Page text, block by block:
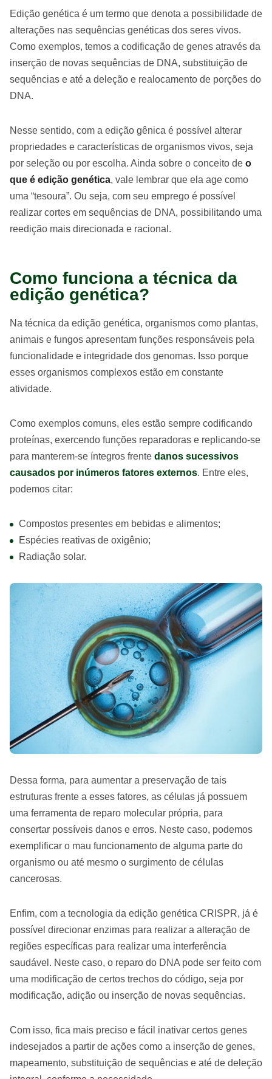
Edição genética é um termo que denota a possibilidade de
alterações nas sequências genéticas dos seres vivos.
Como exemplos, temos a codificação de genes através da
inserção de novas sequências de DNA, substituição de
sequências e até a deleção e realocamento de porções do
DNA.
Nesse sentido, com a edição gênica é possível alterar
propriedades e características de organismos vivos, seja
por seleção ou por escolha. Ainda sobre o conceito de o
que é edição genética, vale lembrar que ela age como
uma “tesoura”. Ou seja, com seu emprego é possível
realizar cortes em sequências de DNA, possibilitando uma
reedição mais direcionada e racional.
Como funciona a técnica da
edição genética?
Na técnica da edição genética, organismos como plantas,
animais e fungos apresentam funções responsáveis pela
funcionalidade e integridade dos genomas. Isso porque
esses organismos complexos estão em constante
atividade.
Como exemplos comuns, eles estão sempre codificando
proteínas, exercendo funções reparadoras e replicando-se
para manterem-se íntegros frente danos sucessivos
causados por inúmeros fatores externos. Entre eles,
podemos citar:
Compostos presentes em bebidas e alimentos;
Espécies reativas de oxigênio;
Radiação solar.
Dessa forma, para aumentar a preservação de tais
estruturas frente a esses fatores, as células já possuem
uma ferramenta de reparo molecular própria, para
consertar possíveis danos e erros. Neste caso, podemos
exemplificar o mau funcionamento de alguma parte do
organismo ou até mesmo o surgimento de células
cancerosas.
Enfim, com a tecnologia da edição genética CRISPR, já é
possível direcionar enzimas para realizar a alteração de
regiões específicas para realizar uma interferência
saudável. Neste caso, o reparo do DNA pode ser feito com
uma modificação de certos trechos do código, seja por
modificação, adição ou inserção de novas sequências.
Com isso, fica mais preciso e fácil inativar certos genes
indesejados a partir de ações como a inserção de genes,
mapeamento, substituição de sequências e até de deleção